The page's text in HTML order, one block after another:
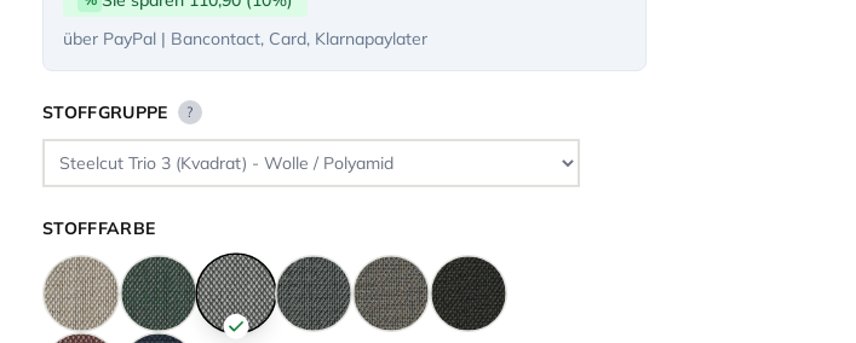
über PayPal | Bancontact, Card, Klarnapaylater
STOFFGRUPPE ?
STOFFFARBE